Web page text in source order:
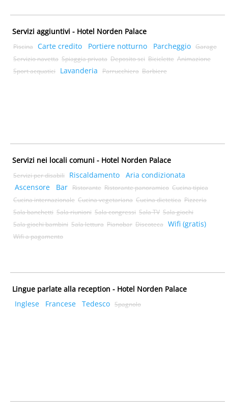
Servizi aggiuntivi - Hotel Norden Palace
Piscina Carte credito Portiere notturno Parcheggio Garage
Servizio navetta Spiaggia privata Deposito sci Biciclette Animazione
Sport acquatici
Lavanderia Parrucchiera Barbiere
Servizi nei locali comuni - Hotel Norden Palace
Servizi per disabili Riscaldamento
Aria condizionata
Ascensore
Bar Ristorante Ristorante panoramico Cucina tipica
Cucina internazionale Cucina vegetariana Cucina dietetica Pizzeria
Sala banchetti Sala riunioni Sala congressi Sala TV Sala giochi
Sala giochi bambini Sala lettura Pianobar Discoteca Wifi (gratis)
Wifi a pagamento
Lingue parlate alla reception - Hotel Norden Palace
Inglese
Francese Tedesco Spagnolo